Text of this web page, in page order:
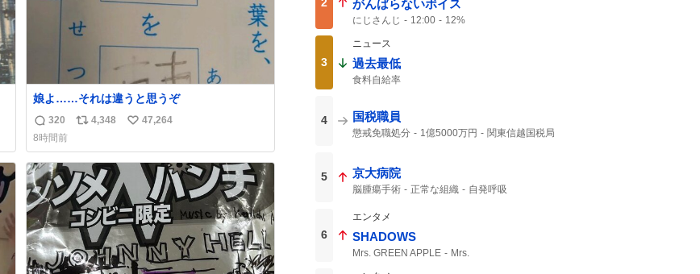
娘よ……それは違うと思うぞ
返
信
数
320
リ
ス
ト
数
4,348
い
ね
47,264
8時間前
がんばらないボイス
にじさんじ 12:00 12%
3
ニュース
過去最低
食料自給率
4 国税職員
懲戒免職処分 1億5000万円
関東信越国税局
5 京大病院
脳腫瘍手術 正常な組織
自発呼吸
自発呼吸不能の重篤状態
医療事故
MBSニュース
6
エンタメ
SHADOWS
Mrs. GREEN APPLE Mrs.